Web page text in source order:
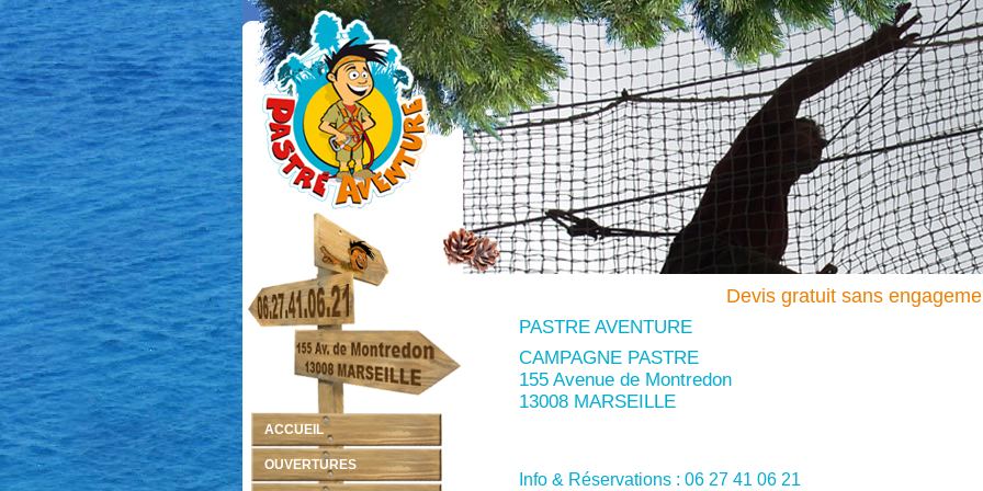
ACCUEIL
OUVERTURES
Devis gratuit sans
PASTRE AVENTURE
CAMPAGNE PASTRE
155 Avenue de Montredon
13008 MARSEILLE
Info & Réservations : 06 27 41 06 21